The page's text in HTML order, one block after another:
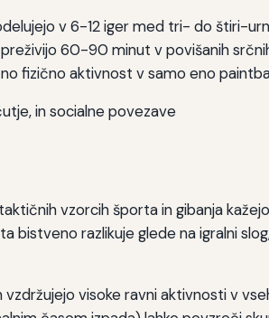
v 6-12 iger med tri- do štiri-
60-90 minut v povišanih
fizično aktivnost v samo eno
vzorcih športa in gibanja
razlikuje glede na igralni
visoke ravni aktivnosti v